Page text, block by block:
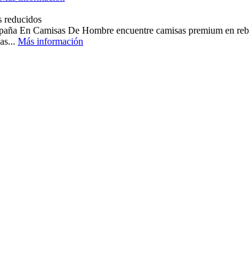
reducidos
En Camisas De Hombre encuentre camisas premium
Más información